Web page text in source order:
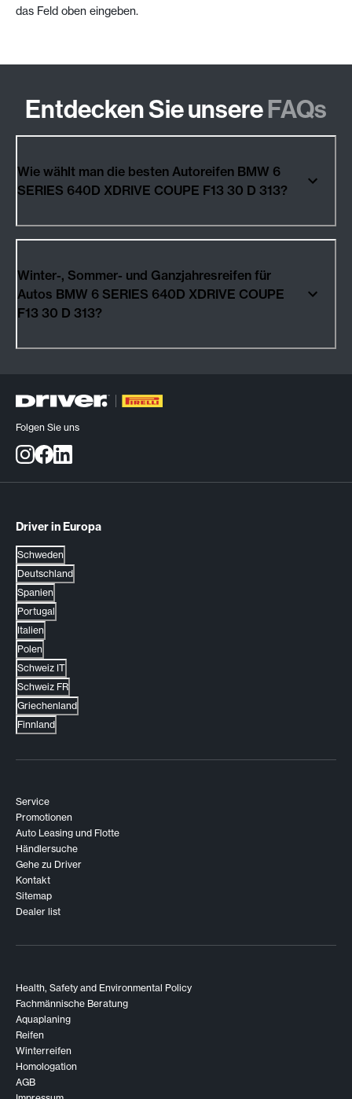
das Feld oben eingeben.
Entdecken Sie unsereFAQs
Wie wählt man die besten Autoreifen BMW 6
SERIES 640D XDRIVE COUPE F13 30 D 313?
Winter-, Sommer- und Ganzjahresreifen für
Autos BMW 6 SERIES 640D XDRIVE COUPE
F13 30 D 313?
Folgen Sie uns
Driver in Europa
Schweden
Deutschland
Spanien
Portugal
Italien
Polen
Schweiz IT
Schweiz FR
Griechenland
Finnland
Service
Promotionen
Auto Leasing und Flotte
Händlersuche
Gehe zu Driver
Kontakt
Sitemap
Dealer list
Health, Safety and Environmental Policy
Fachmännische Beratung
Aquaplaning
Reifen
Winterreifen
Homologation
AGB